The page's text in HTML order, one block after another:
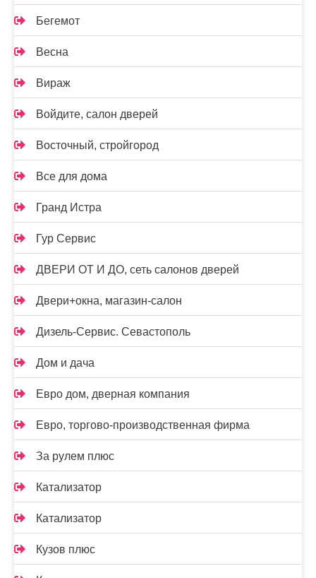
Бегемот
Весна
Вираж
Войдите, салон дверей
Восточный, стройгород
Все для дома
Гранд Истра
Гур Сервис
ДВЕРИ ОТ И ДО, сеть салонов дверей
Двери+окна, магазин-салон
Дизель-Сервис. Севастополь
Дом и дача
Евро дом, дверная компания
Евро, торгово-производственная фирма
За рулем плюс
Катализатор
Катализатор
Кузов плюс